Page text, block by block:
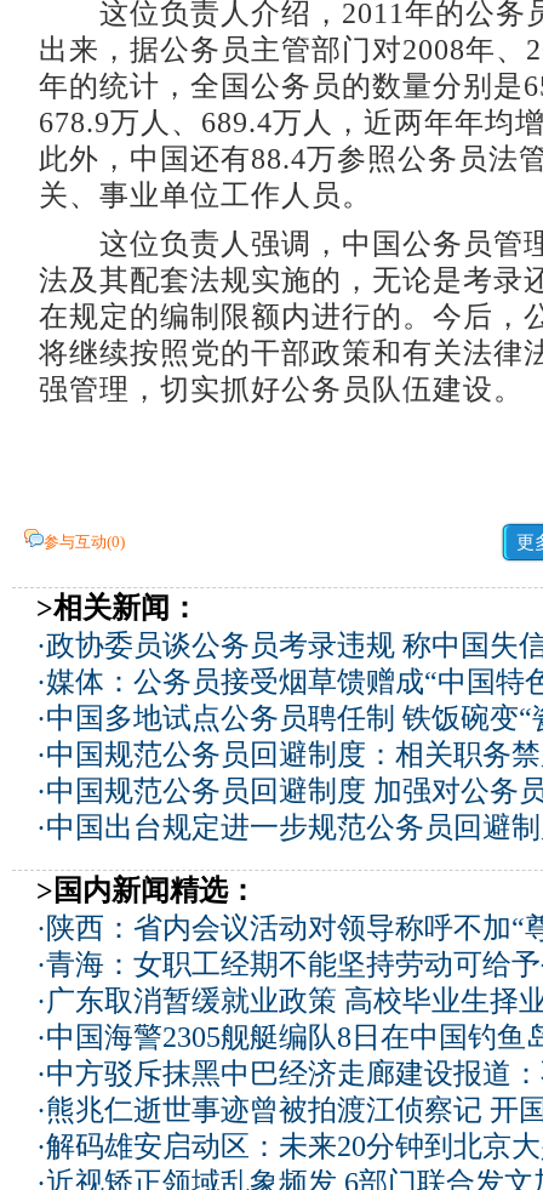
这位负责人介绍，2011年的公务
出来，据公务员主管部门对2008年、
年的统计，全国公务员的数量分别是
678.9万人、689.4万人，近两年年均
此外，中国还有88.4万参照公务员法
关、事业单位工作人员。
这位负责人强调，中国公务员管
法及其配套法规实施的，无论是考录
在规定的编制限额内进行的。今后，
将继续按照党的干部政策和有关法律
强管理，切实抓好公务员队伍建设。
参与互动(0) 更
>相关新闻：
·政协委员谈公务员考录违规 称中国失
·媒体：公务员接受烟草馈赠成“中国特
·中国多地试点公务员聘任制 铁饭碗变“
·中国规范公务员回避制度：相关职务
·中国规范公务员回避制度 加强对公务
·中国出台规定进一步规范公务员回避
>国内新闻精选：
· 陕西：省内会议活动对领导称呼不加“
·青海：女职工经期不能坚持劳动可给
·广东取消暂缓就业政策 高校毕业生择
·中国海警2305舰艇编队8日在中国钓鱼
·中方驳斥抹黑中巴经济走廊建设报道
·熊兆仁逝世事迹曾被拍渡江侦察记 开
·解码雄安启动区：未来20分钟到北京
·近视矫正领域乱象频发 6部门联合发文